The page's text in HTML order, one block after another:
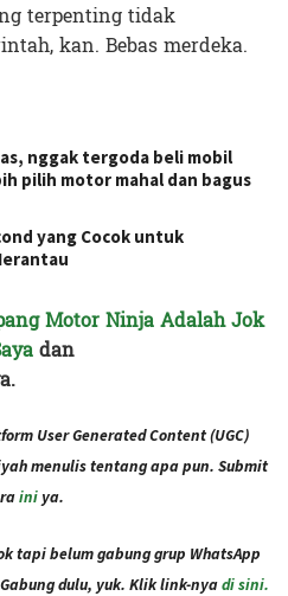
terpenting tidak
kan. Bebas merdeka.
nggak tergoda beli mobil
pilih motor mahal dan bagus
yang Cocok untuk
Motor Ninja Adalah Jok
dan
User Generated Content (UGC)
menulis tentang apa pun. Submit
ini ya.
tapi belum gabung grup WhatsApp
dulu, yuk. Klik link-nyadi sini.